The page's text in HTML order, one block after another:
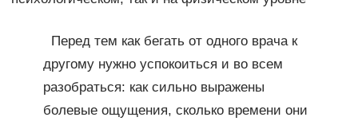
Перед тем как бегать от одного врача к
другому нужно успокоиться и во всем
разобраться: как сильно выражены
болевые ощущения, сколько времени они